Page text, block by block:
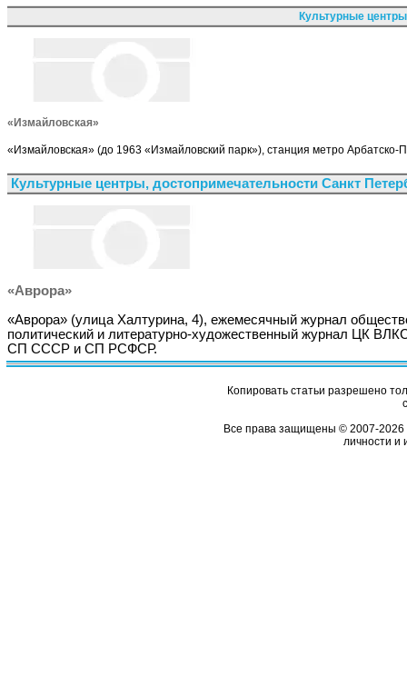
Культурные
«Измайловская»
«Измайловская» (до 1963 «Измайловский парк»), станция метро Арбатско-
Культурные центры, достопримечательности Санкт
«Аврора»
«Аврора» (улица Халтурина, 4), ежемесячный журнал
политический и литературно-художественный журнал ЦК
СП СССР и СП РСФСР.
Копировать статьи разрешено
Все права защищены © 2007-2026
личности и